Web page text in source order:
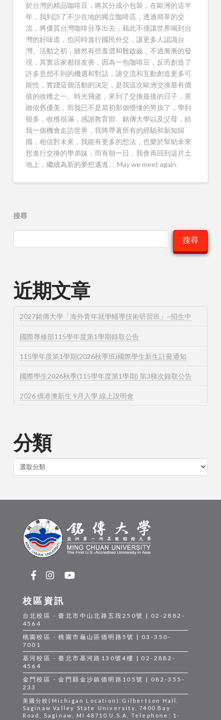
於台灣的精品咖啡豆，將其分成小包裝，在歐洲的這半
年，我到訪了不少在地的獨立咖啡店，透過簡單的交
流，將優質台灣咖啡分享出去，藉此不僅讓世界喝到台
灣的好味道，也同時進行國民外交，讓更多人認識台
灣。活動之初，雖然有些羞澀和難啟齒，不過漸漸的發
現，其實店家都很友善，因為一包咖啡豆，反而創造了
許多意想不到的機遇和對話，讓交流和互動創造更多可
能性，實踐這個活動的決定，是我這次歐洲交換最有價
值的收穫之一。時光飛逝，來到了交換最後的日子，景
緻依舊優美，而我已不是當初那個懵懂的男孩了，學到
很多，收穫很滿，感謝教育部、銘傳大學以及父母，給
我一個機會走訪世界，我將帶著所有的經驗和新知歸
國，相信對未來，我能有更多的想法，也樂於幫助未來
想進行交換的學弟妹，而有朝一日，我會再回到這片土
地上，繼續為新的夢想邁進。 May we meet again.
搜尋
搜尋
近期文章
2027銘傳大學「海外青年就學輔導技術研習班」~招生中
國際專修部115學年度第1學期錄取公告
115學年度第1學期(2026秋季班)國際學生新生註冊通知
國際學生2026秋季(115學年度第1學期) 第3梯次錄取公告
2026 僑港澳新生 9月入學 線上說明會
分類
類
校區資訊
台北校區 - 臺北市中山北路五段250號 | 02-2882-
4564
桃園校區 - 桃園市龜山區德明路5號 | 03-350-
7001
基河校區 - 臺北市基河路130號4樓 | 02-2882-
4564
金門校區 - 金門縣金沙鎮德明路105號 | 082-355-
233
美國分校(Michigan Location):Gilbertson Hall,
Saginaw Valley State University, 7400 Bay
Road, Saginaw, MI 48710 U.S.A. Telephone: 1-